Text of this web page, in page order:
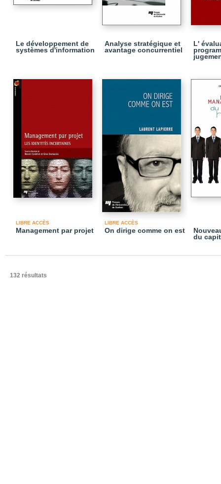
Le développement de
systèmes d'information
Analyse stratégique et
avantage concurrentiel
L'
LIBRE ACCÈS
Management par projet
LIBRE ACCÈS
On dirige comme on est
du
132 résultats